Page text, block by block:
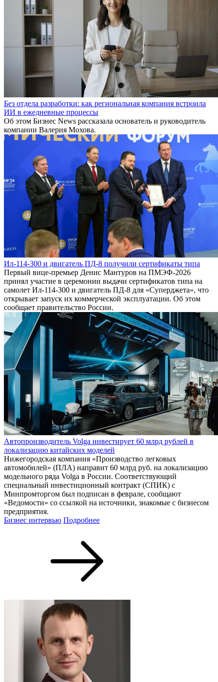
Без отдела разработки: как региональная компания встроила
ИИ в ежедневные процессы
Об этом Бизнес News рассказала основатель и руководитель
компании Валерия Мохова.
Ил-114-300 и двигатель ПД-8 получили сертификаты типа
Первый вице-премьер Денис Мантуров на ПМЭФ-2026
принял участие в церемонии выдачи сертификатов типа на
самолет Ил-114-300 и двигатель ПД-8 для «Суперджета», что
открывает запуск их коммерческой эксплуатации. Об этом
сообщает правительство России.
Автопроизводитель Volga инвестирует 60 млрд рублей в
локализацию китайских моделей
Нижегородская компания «Производство легковых
автомобилей» (ПЛА) направит 60 млрд руб. на локализацию
модельного ряда Volga в России. Соответствующий
специальный инвестиционный контракт (СПИК) с
Минпромторгом был подписан в феврале, сообщают
«Ведомости» со ссылкой на источники, знакомые с бизнесом
предприятия.
Бизнес интервью Подробнее